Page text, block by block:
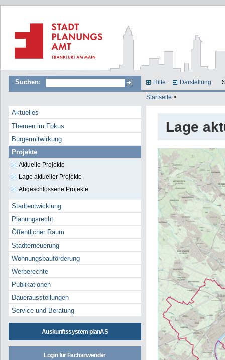
Suchen: Hilfe Darstellung
Startseite >
Aktuelles
Themen im Fokus
Bürgermitwirkung
Projekte
Aktuelle Projekte
Lage aktueller Projekte
Abgeschlossene Projekte
Stadtentwicklung
Planungsrecht
Öffentlicher Raum
Stadterneuerung
Wohnungsbauförderung
Werberechte
Publikationen
Dauerausstellungen
Service und Beratung
Auskunftssystem planAS
Login für Fachanwender
Lage